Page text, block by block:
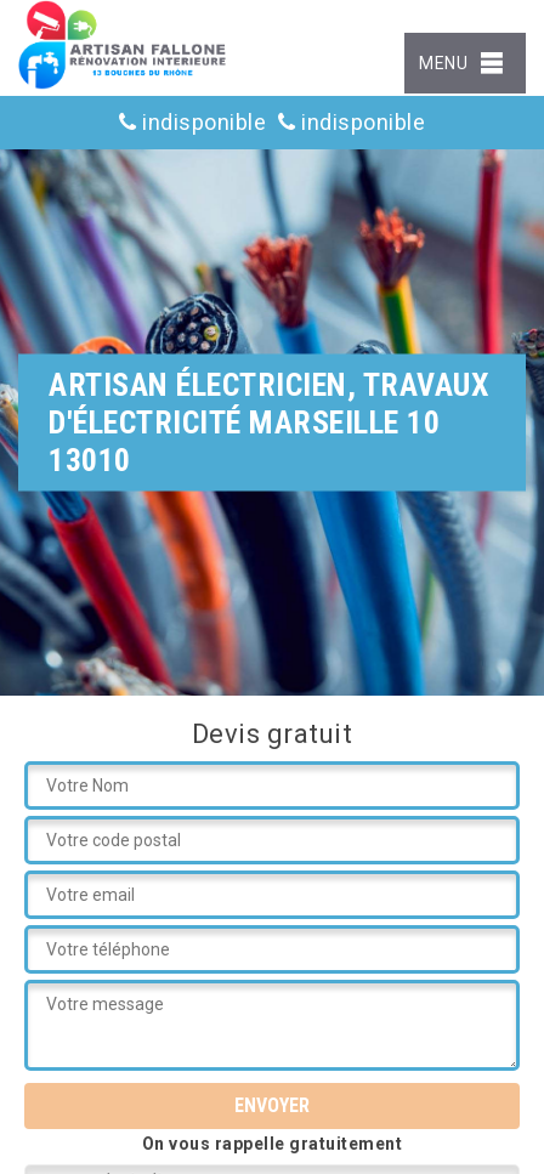
MENU
indisponible indisponible
ARTISAN ÉLECTRICIEN, TRAVAUX
D'ÉLECTRICITÉ MARSEILLE 10
13010
Devis gratuit
On vous rappelle gratuitement